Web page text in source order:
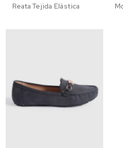
Reata Tejida Elástica